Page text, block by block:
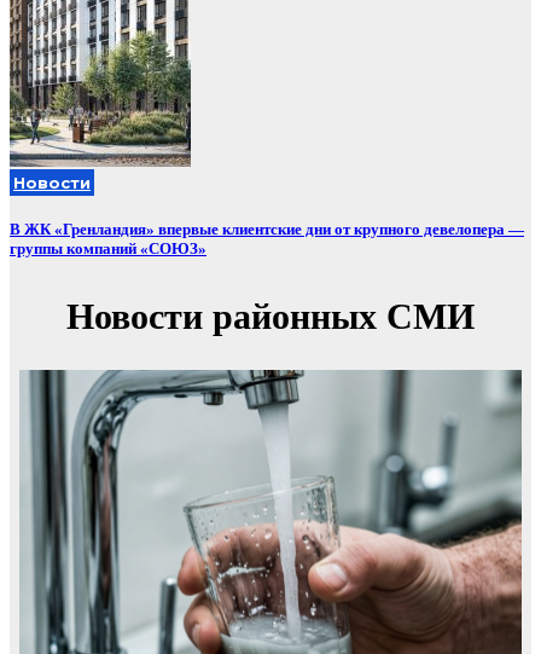
Новости
В ЖК «Гренландия» впервые клиентские дни от крупного девелопера —
группы компаний «СОЮЗ»